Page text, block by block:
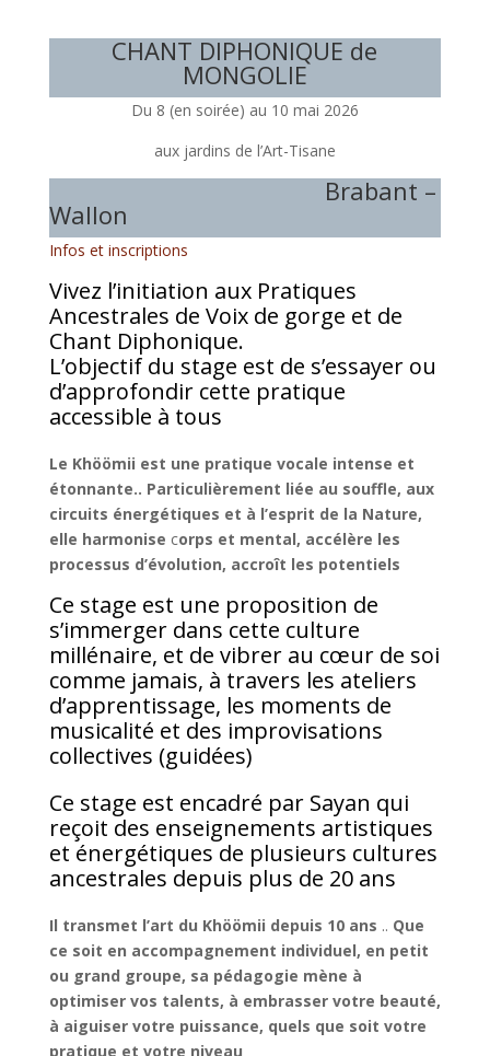
CHANT DIPHONIQUE de
MONGOLIE
Du 8 (en soirée) au 10 mai 2026
aux jardins de l’Art-Tisane
Brabant –
Wallon
Infos et inscriptions
Vivez l’initiation aux Pratiques
Ancestrales de Voix de gorge et de
Chant Diphonique.
L’objectif du stage est de s’essayer ou
d’approfondir cette pratique
accessible à tous
Le Khöömii est une pratique vocale intense et
étonnante.. Particulièrement liée au souffle, aux
circuits énergétiques et à l’esprit de la Nature,
elle harmonise corps et mental, accélère les
processus d’évolution, accroît les potentiels
Ce stage est une proposition de
s’immerger dans cette culture
millénaire, et de vibrer au cœur de soi
comme jamais, à travers les ateliers
d’apprentissage, les moments de
musicalité et des improvisations
collectives (guidées)
Ce stage est encadré par Sayan qui
reçoit des enseignements artistiques
et énergétiques de plusieurs cultures
ancestrales depuis plus de 20 ans
Il transmet l’art du Khöömii depuis 10 ans .. Que
ce soit en accompagnement individuel, en petit
ou grand groupe, sa pédagogie mène à
optimiser vos talents, à embrasser votre beauté,
à aiguiser votre puissance, quels que soit votre
pratique et votre niveau